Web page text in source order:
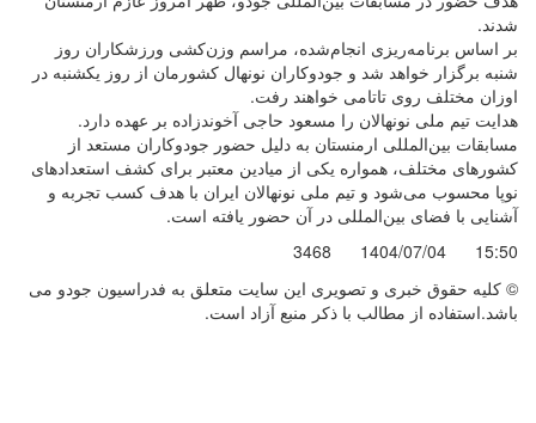
شدند.
بر اساس برنامه‌ریزی انجام‌شده، مراسم وزن‌کشی ورزشکاران روز
شنبه برگزار خواهد شد و جودوکاران نونهال کشورمان از روز یکشنبه در
اوزان مختلف روی تاتامی خواهند رفت.
هدایت تیم ملی نونهالان را مسعود حاجی آخوندزاده بر عهده دارد.
مسابقات بین‌المللی ارمنستان به دلیل حضور جودوکاران مستعد از
کشورهای مختلف، همواره یکی از میادین معتبر برای کشف استعدادهای
نوپا محسوب می‌شود و تیم ملی نونهالان ایران با هدف کسب تجربه و
آشنایی با فضای بین‌المللی در آن حضور یافته است.
15:50
1404/07/04
3468
© کليه حقوق خبری و تصويری اين سايت متعلق به فدراسیون جودو می
باشد.استفاده از مطالب با ذكر منبع آزاد است.